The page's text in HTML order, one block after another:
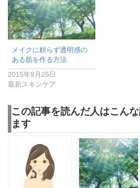
メイクに頼らず透明感の
ある肌を作る方法
2015年9月25日
最新スキンケア
この記事を読んだ人はこん
ます